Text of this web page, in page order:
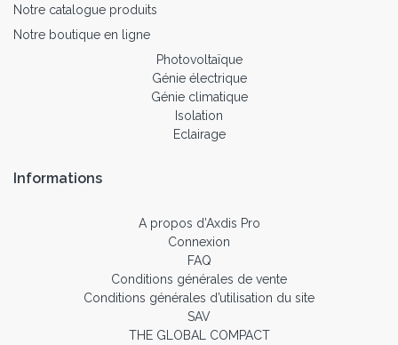
Notre catalogue produits
Notre boutique en ligne
Photovoltaïque
Génie électrique
Génie climatique
Isolation
Eclairage
Informations
A propos d’Axdis Pro
Connexion
FAQ
Conditions générales de vente
Conditions générales d’utilisation du site
SAV
THE GLOBAL COMPACT